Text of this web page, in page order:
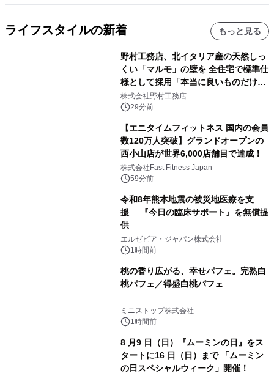
ライフスタイルの新着 もっと見る
野村工務店、北イタリア産の天然しっ
くい「マルモ」の壁を 全住宅で標準仕
様として採用「本当に良いものだけに
こだわる」
株式会社野村工務店
29分前
【エニタイムフィットネス 国内の会員
数120万人突破】グランドオープンの
西小山店が世界6,000店舗目で達成！
株式会社Fast Fitness Japan
59分前
令和8年熊本地震の被災地医療を支
援 『今日の臨床サポート』を無償提
供
エルゼビア・ジャパン株式会社
1時間前
桃の香り広がる、幸せパフェ。完熟白
桃パフェ／得盛白桃パフェ
ミニストップ株式会社
1時間前
8 月9 日（日）『ムーミンの日』をス
タートに16 日（日）まで 「ムーミン
の日スペシャルウィーク」開催！